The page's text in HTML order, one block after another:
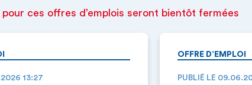
ces offres d’emplois seront bientôt fermées
13:27
OFFRE D’EMPLOI
PUBLIÉ LE